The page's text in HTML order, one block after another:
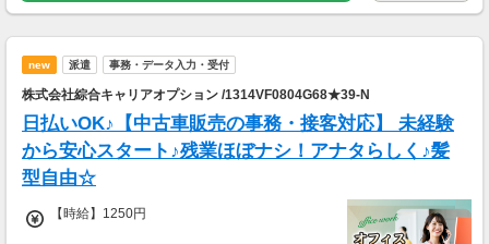
利用料・振込手数料はすべて無料。
new 派遣 事務・データ入力・受付
株式会社綜合キャリアオプション /1314VF0804G68★39-N
日払いOK♪【中古車販売の事務・接客対応】 未経験
から安心スタート♪残業ほぼナシ！アナタらしく♪髪
型自由☆
【時給】1250円